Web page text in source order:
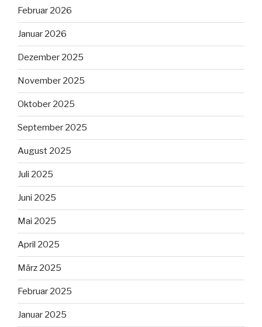
Februar 2026
Januar 2026
Dezember 2025
November 2025
Oktober 2025
September 2025
August 2025
Juli 2025
Juni 2025
Mai 2025
April 2025
März 2025
Februar 2025
Januar 2025